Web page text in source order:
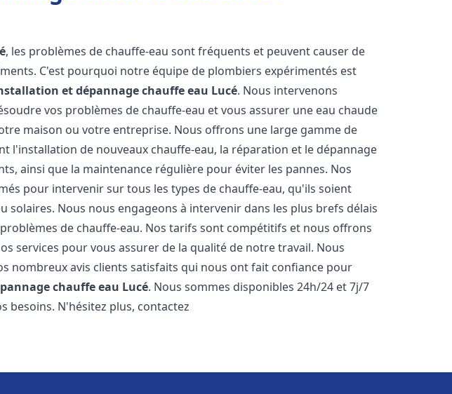
, les problèmes de chauffe-eau sont fréquents et peuvent causer de
C'est pourquoi notre équipe de plombiers expérimentés est
et dépannage chauffe eau Lucé. Nous intervenons
vos problèmes de chauffe-eau et vous assurer une eau chaude
maison ou votre entreprise. Nous offrons une large gamme de
l'installation de nouveaux chauffe-eau, la réparation et le dépannage
ainsi que la maintenance régulière pour éviter les pannes. Nos
pour intervenir sur tous les types de chauffe-eau, qu'ils soient
solaires. Nous nous engageons à intervenir dans les plus brefs délais
de chauffe-eau. Nos tarifs sont compétitifs et nous offrons
services pour vous assurer de la qualité de notre travail. Nous
nombreux avis clients satisfaits qui nous ont fait confiance pour
chauffe eau Lucé. Nous sommes disponibles 24h/24 et 7j/7
besoins. N'hésitez plus, contactez